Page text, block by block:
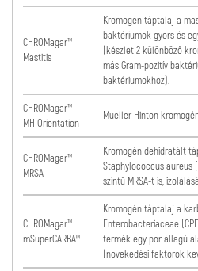
CHROMagar™
Mastitis
Kromogén táptalaj a
baktériumok gyors és
(készlet 2 különböző
más Gram-pozitív
baktériumokhoz).
CHROMagar™
MH Orientation
Mueller Hinton
CHROMagar™
MRSA
Kromogén dehidratált
Staphylococcus aureus
szintű MRSA-t is,
CHROMagar™
mSuperCARBA™
Kromogén táptalaj a
Enterobacteriaceae
termék egy por állagú
(növekedési faktorok